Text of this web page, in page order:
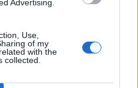
Advertising.
Use,
of my
with the
collected.editoriali? Contattaci,
per 1 mese in promozione